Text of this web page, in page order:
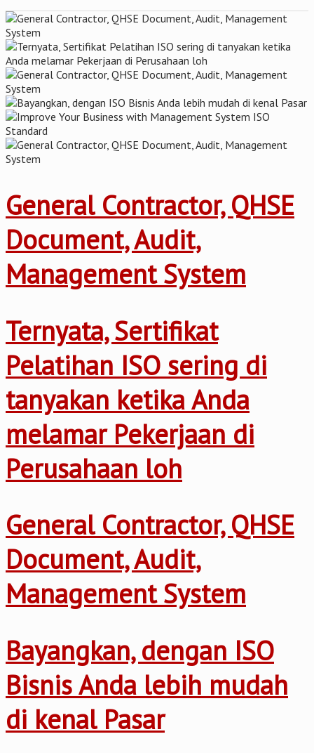
General Contractor, QHSE
Document, Audit,
Management System
Ternyata, Sertifikat
Pelatihan ISO sering di
tanyakan ketika Anda
melamar Pekerjaan di
Perusahaan loh
General Contractor, QHSE
Document, Audit,
Management System
Bayangkan, dengan ISO
Bisnis Anda lebih mudah
di kenal Pasar